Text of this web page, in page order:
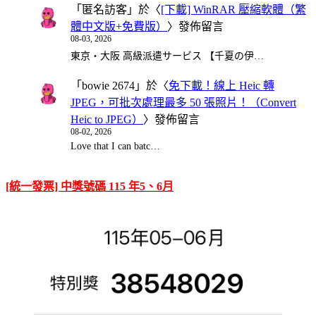
「 匿名訪客 」於〈[下載] WinRAR 壓縮軟體（繁
體中文版+免費版） 〉發佈留言
08-03, 2026
東京・大阪 高級派遣サービス 【千夏の伊…
「 bowie 2674 」於〈免下載！線上 Heic 轉
JPEG，可批次處理最多 50 張照片！（Convert
Heic to JPEG） 〉發佈留言
08-02, 2026
Love that I can batc…
[統一發票] 中獎號碼 115 年5、6月